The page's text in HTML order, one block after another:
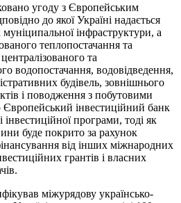
угоду з Європейським
до якої Україні надається
інфраструктури, а
теплопостачання та
та
водопостачання, водовідведення,
будівель, зовнішнього
і поводження з побутовими
Європейський інвестиційний банк
програми, тоді як
буде покрито за рахунок
від інших міжнародних
грантів і власних
міжурядову українсько-